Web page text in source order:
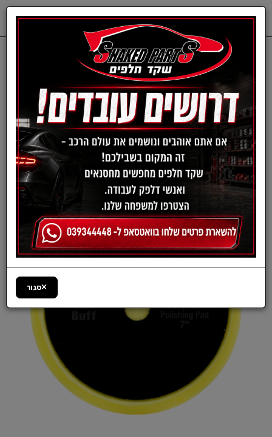
ציוד, אביזרים ומוצרים לרכב חומרי ניקוי לרכב
ספוג צהוב לפוליש -
ROTARY FOAM
POLISHING PAD 7 מבית
MEGUIAR'S | גודל 7 אינץ'
סגור